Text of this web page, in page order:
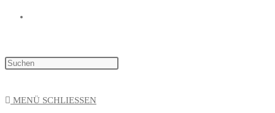
MENÜ SCHLIESSEN